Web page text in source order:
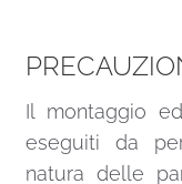
Il montaggio
eseguiti da
natura delle